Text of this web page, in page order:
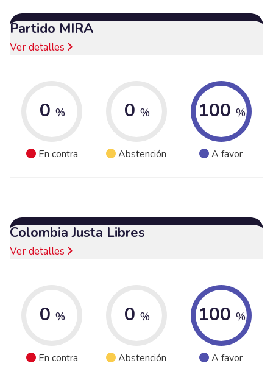
Partido MIRA
Ver detalles
0 %
En contra
0 %
Abstención
100 %
A favor
Colombia Justa Libres
Ver detalles
0 %
En contra
0 %
Abstención
100 %
A favor